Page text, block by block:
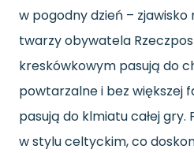
w pogodny dzień – zjawisko
twarzy obywatela
kreskówkowym pasują do
powtarzalne i bez większej
pasują do klmiatu całej gry.
w stylu celtyckim, co